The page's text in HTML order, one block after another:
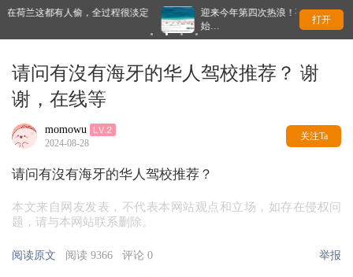
过程很淡定
迎来今年第四次热浪！荷兰未来几天最高33℃，八月中开
打开
请问有沒有海牙的华人驾校推荐？ 谢
谢，在线等
momowu
2024-08-28
关注Ta
请问有沒有海牙的华人驾校推荐？
本文来自网友发表，不代表本网站观点和立场，如存在侵权问
题，请与本网站联系删除。
阅读原文 阅读 9366 评论 0 举报